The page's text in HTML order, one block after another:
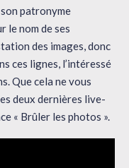
son patronyme
le nom de ses
des images, donc
ces lignes, l’intéressé
Que cela ne vous
deux dernières live-
« Brûler les photos ».